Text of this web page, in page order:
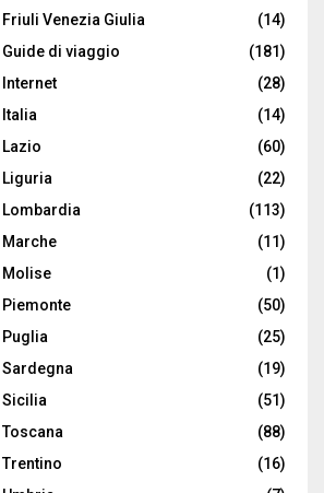
Friuli Venezia Giulia
(14)
Guide di viaggio
(181)
Internet
(28)
Italia
(14)
Lazio
(60)
Liguria
(22)
Lombardia
(113)
Marche
(11)
Molise
(1)
Piemonte
(50)
Puglia
(25)
Sardegna
(19)
Sicilia
(51)
Toscana
(88)
Trentino
(16)